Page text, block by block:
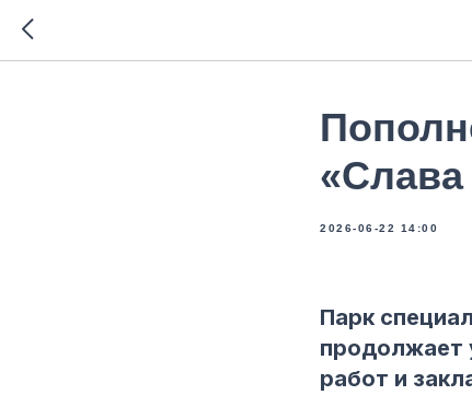
2026-06-22 14:00
Парк
продолжает
работ и